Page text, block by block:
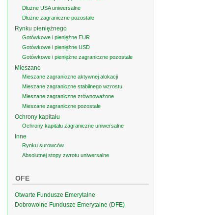
Dłużne USA uniwersalne
Dłużne zagraniczne pozostałe
Rynku pieniężnego
Gotówkowe i pieniężne EUR
Gotówkowe i pieniężne USD
Gotówkowe i pieniężne zagraniczne pozostałe
Mieszane
Mieszane zagraniczne aktywnej alokacji
Mieszane zagraniczne stabilnego wzrostu
Mieszane zagraniczne zrównoważone
Mieszane zagraniczne pozostałe
Ochrony kapitału
Ochrony kapitału zagraniczne uniwersalne
Inne
Rynku surowców
Absolutnej stopy zwrotu uniwersalne
OFE
Otwarte Fundusze Emerytalne
Dobrowolne Fundusze Emerytalne (DFE)